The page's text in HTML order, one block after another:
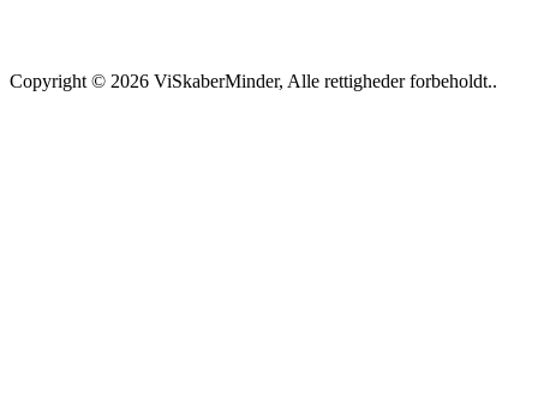
Copyright © 2026 ViSkaberMinder, Alle rettigheder forbeholdt..